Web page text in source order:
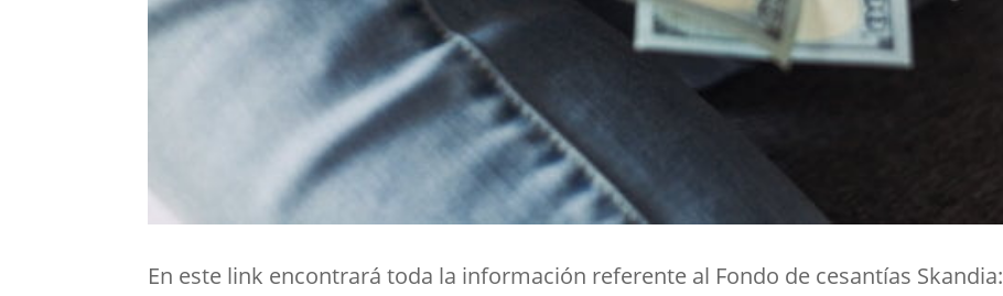
En este link encontrará toda la información referente al Fondo de cesantías Skandia: